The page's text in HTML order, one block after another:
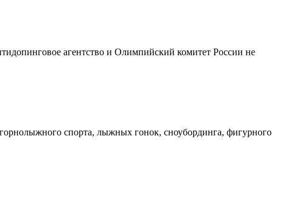
агентство и Олимпийский комитет России не
спорта, лыжных гонок, сноубординга, фигурного